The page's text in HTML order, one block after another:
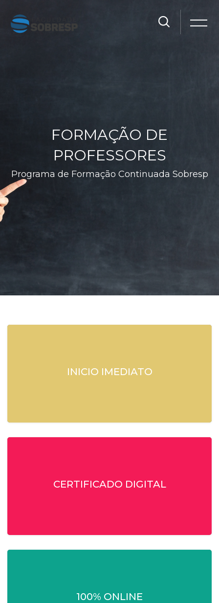
FORMAÇÃO DE
PROFESSORES
Programa de Formação Continuada Sobresp
INICIO IMEDIATO
CERTIFICADO DIGITAL
100% ONLINE